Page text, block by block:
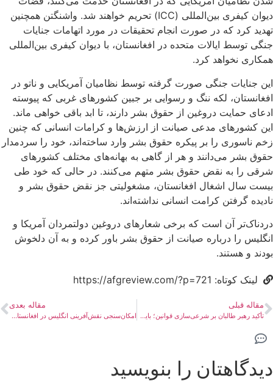
دیوان کیفری بین‌المللی (ICC) تحریم خواهند شد. واشنگتن همچنین
تهدید کرد که در صورت انجام تحقیقات در مورد اتهامات جنایات
جنگی توسط ایالات متحده در افغانستان، با دیوان کیفری بین‌المللی
همکاری نخواهد کرد.
این جنایات جنگی صورت گرفته توسط نظامیان آمریکایی و ناتو در
افغانستان، لکه ننگ و رسوایی بر جبین کشورهای غربی که پیوسته
ادعای حمایت دروغین‌ از حقوق بشر دارند، تا ابد باقی خواهی ماند.
این کشورهای مدعی صیانت از ارزش‌ها و کرامات انسانی که چنین
زخم ناسوری را بر پیکره حقوق بشر وارد ساخته‌اند، خود را سردمدار
حقوق بشر می‌دانند و هر از گاهی به بهانه‌های مختلف کشورهای
شرقی را به نقض حقوق بشر متهم می‌کنند. در حالی که خود طی
بیست سال اشغال افغانستان، مشغولیتی جز نقض حقوق بشر و
نادیده گرفتن کرامت انسانی نداشته‌اند.
دردناک‌تر آن است که برخی شعارهای دروغین دولتمردان آمریکا و
انگلیس را درباره صیانت از حقوق بشر باور کرده و به آن دلخوش
بودند و هستند.
لینک کوتاه: https://afgreview.com/?p=721
مقاله قبلی
تأکید رهبر طالبان بر شرعی‌سازی قوانین؛ بایدها و نبایدها
مقاله بعدی
امکان‌سنجی نقش‌آفرینی انگلیس در افغانستانِ تحت حکومت طالبان
دیدگاهتان را بنویسید